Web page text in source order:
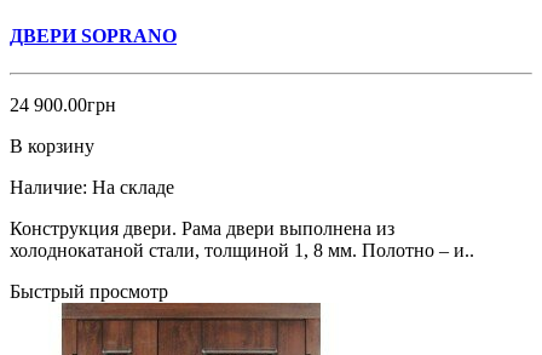
ДВЕРИ SOPRANO
24 900.00грн
В корзину
Наличие: На складе
Конструкция двери. Рама двери выполнена из
холоднокатаной стали, толщиной 1, 8 мм. Полотно – и..
Быстрый просмотр